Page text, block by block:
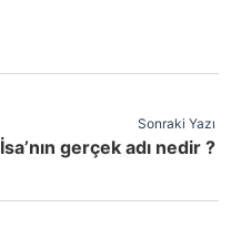
Sonraki Yazı
İsa’nın gerçek adı nedir ?